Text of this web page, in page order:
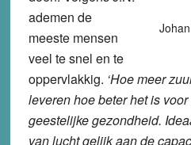
ademen de
meeste mensen
veel te snel en te
oppervlakkig. ‘Hoe meer
leveren hoe beter het is
geestelijke gezondheid.
van lucht gelijk aan de